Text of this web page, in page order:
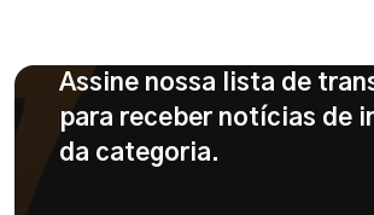
Assine nossa lista de
para receber notícias de
da categoria.